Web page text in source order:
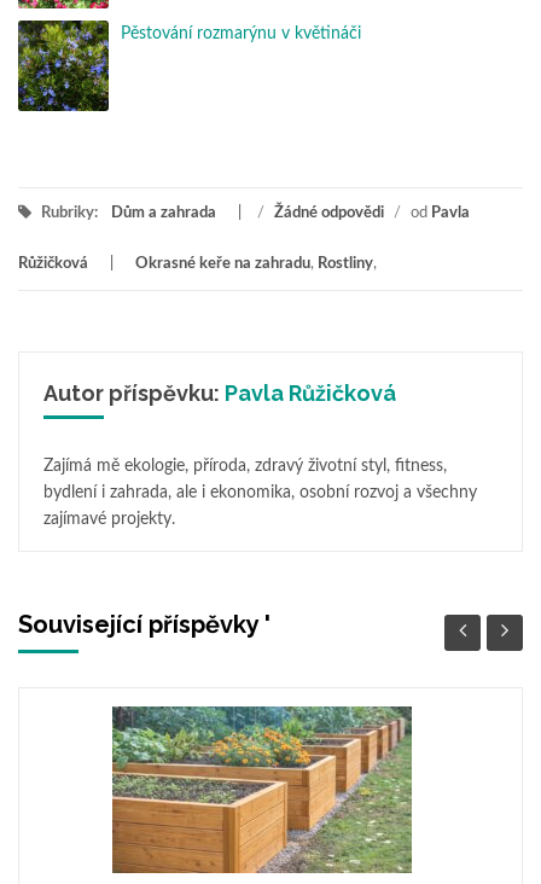
Pěstování rozmarýnu v květináči
Rubriky: Dům a zahrada / Žádné odpovědi / od Pavla
Růžičková Okrasné keře na zahradu, Rostliny,
Autor příspěvku: Pavla Růžičková
Zajímá mě ekologie, příroda, zdravý životní styl, fitness,
bydlení i zahrada, ale i ekonomika, osobní rozvoj a všechny
zajímavé projekty.
Související příspěvky '